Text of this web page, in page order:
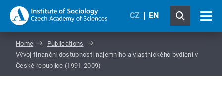
CZ EN
Home
Publications
Vývoj finanční dostupnosti nájemního a vlastnického bydlení v
České republice (1991-2009)